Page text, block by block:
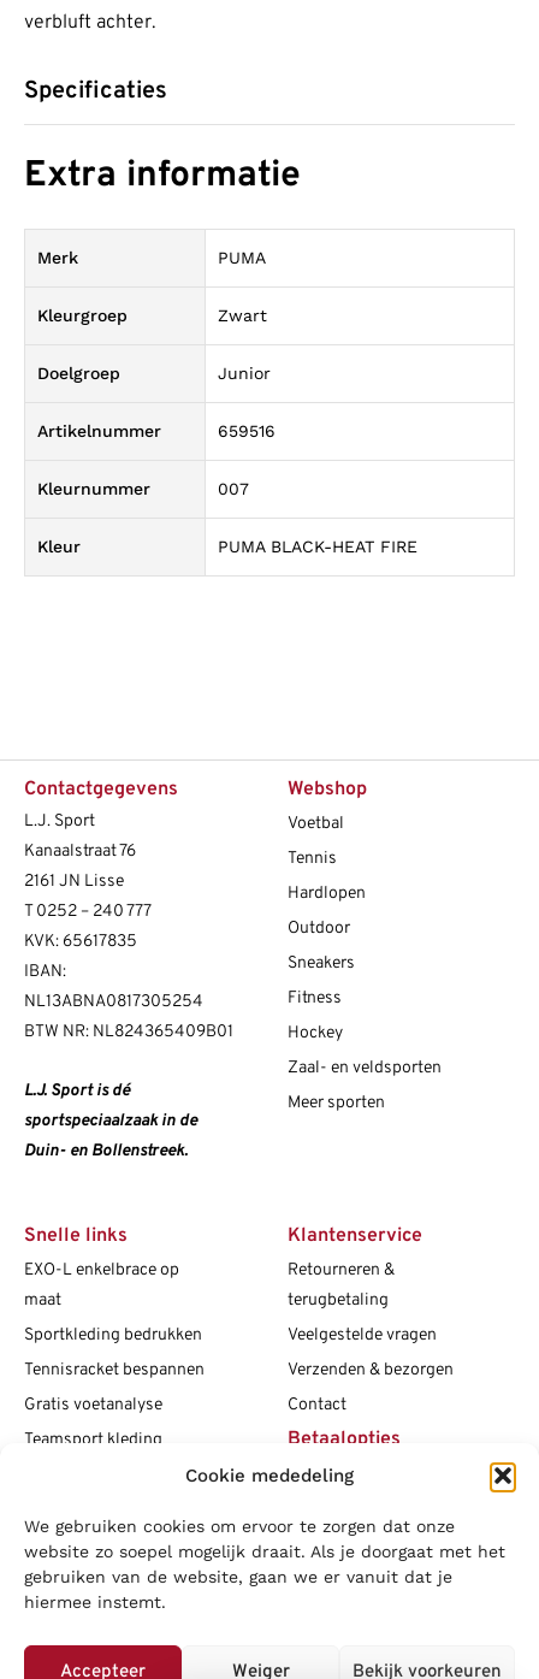
Cookie mededeling
We gebruiken cookies om ervoor te zorgen dat onze
website zo soepel mogelijk draait. Als je doorgaat met het
gebruiken van de website, gaan we er vanuit dat je
hiermee instemt.
Accepteer Weiger Bekijk voorkeuren
verbluft achter.
Specificaties
Extra informatie
Merk PUMA
Kleurgroep Zwart
Doelgroep Junior
Artikelnummer 659516
Kleurnummer 007
Kleur PUMA BLACK-HEAT FIRE
Contactgegevens
L.J. Sport
Kanaalstraat 76
2161 JN Lisse
T0252 – 240 777
KVK: 65617835
IBAN:
NL13ABNA0817305254
BTW NR: NL824365409B01
L.J. Sport is dé
sportspeciaalzaak in de
Duin- en Bollenstreek.
Webshop
Voetbal
Tennis
Hardlopen
Outdoor
Sneakers
Fitness
Hockey
Zaal- en veldsporten
Meer sporten
Snelle links
EXO-L enkelbrace op
maat
Sportkleding bedrukken
Tennisracket bespannen
Gratis voetanalyse
Teamsport kleding
Vacatures
Blogs
Klantenservice
Retourneren &
terugbetaling
Veelgestelde vragen
Verzenden & bezorgen
Contact
Betaalopties
Social media